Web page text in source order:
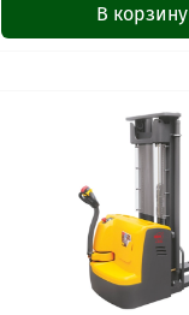
В корзину